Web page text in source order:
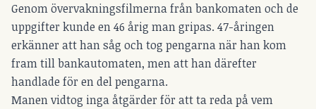
Genom övervakningsfilmerna från bankomaten och de
uppgifter kunde en 46 årig man gripas. 47-åringen
erkänner att han såg och tog pengarna när han kom
fram till bankautomaten, men att han därefter
handlade för en del pengarna.
Manen vidtog inga åtgärder för att ta reda på vem